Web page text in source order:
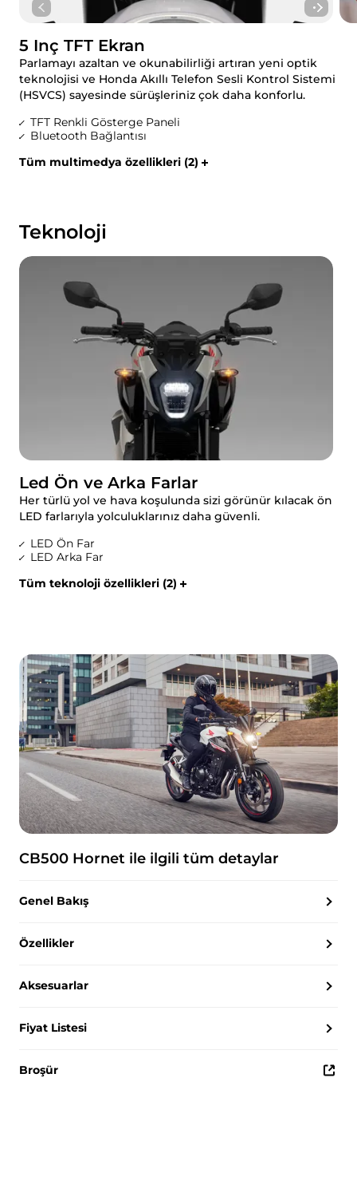
5 Inç TFT Ekran
Parlamayı azaltan ve okunabilirliği artıran yeni optik
teknolojisi ve Honda Akıllı Telefon Sesli Kontrol Sistemi
(HSVCS) sayesinde sürüşleriniz çok daha konforlu.
TFT Renkli Gösterge Paneli
Bluetooth Bağlantısı
Tüm multimedya özellikleri (2)
Teknoloji
Led Ön ve Arka Farlar
Her türlü yol ve hava koşulunda sizi görünür kılacak ön
LED farlarıyla yolculuklarınız daha güvenli.
LED Ön Far
LED Arka Far
Tüm teknoloji özellikleri (2)
CB500 Hornet ile ilgili tüm detaylar
Genel Bakış
Özellikler
Aksesuarlar
Fiyat Listesi
Broşür